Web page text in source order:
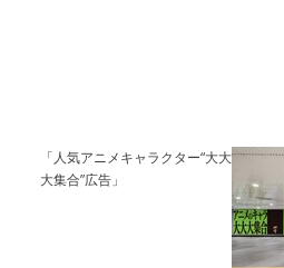
「人気アニメキャラクター“大大
大集合”広告」